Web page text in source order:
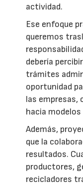
actividad.
Ese enfoque
queremos
debería
trámites
oportunidad
las empresas,
hacia
Además,
que la
resultados.
productores,
recicladores